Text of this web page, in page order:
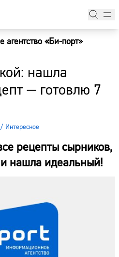
«Би-порт»
нашла
— готовлю 7
/ Интересное
рецепты сырников,
и нашла идеальный!